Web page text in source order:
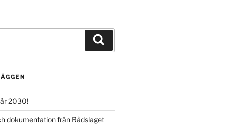
2030!
dokumentation från Rådslaget